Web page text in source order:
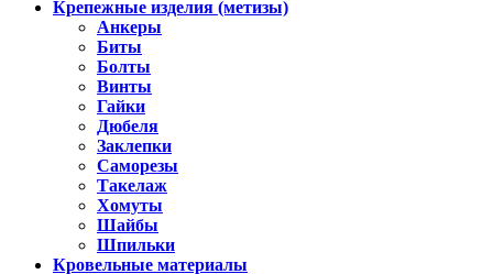
Крепежные изделия (метизы)
Анкеры
Биты
Болты
Винты
Гайки
Дюбеля
Заклепки
Саморезы
Такелаж
Хомуты
Шайбы
Шпильки
Кровельные материалы